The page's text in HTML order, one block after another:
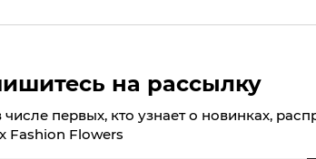
на рассылку
числе первых, кто узнает о новинках,
Fashion Flowers